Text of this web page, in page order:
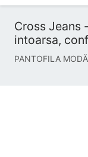
Cross Jeans
intoarsa,
PANTOFILA MODĂ